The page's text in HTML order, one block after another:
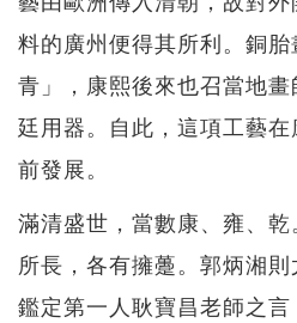
料的廣州便得其所利。銅
青」，康熙後來也召當地
廷用器。自此，這項工藝
前發展。
滿清盛世，當數康、雍、
所長，各有擁躉。郭炳湘
鑑定第一人耿寶昌老師之